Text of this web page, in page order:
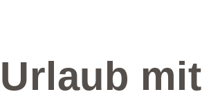
Urlaub mit